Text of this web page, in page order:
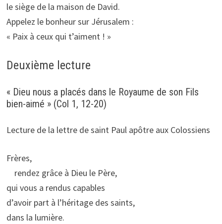
le siège de la maison de David.
Appelez le bonheur sur Jérusalem :
« Paix à ceux qui t’aiment ! »
Deuxième lecture
« Dieu nous a placés dans le Royaume de son Fils
bien-aimé » (Col 1, 12-20)
Lecture de la lettre de saint Paul apôtre aux Colossiens
Frères,
rendez grâce à Dieu le Père,
qui vous a rendus capables
d’avoir part à l’héritage des saints,
dans la lumière.